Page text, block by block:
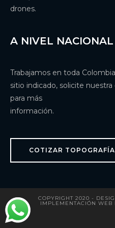
drones.
A NIVEL NACIONAL
Trabajamos en toda
sitio indicado, solicite
para más
información.
COTIZAR TOPOGRAFÍA
COPYRIGHT 2020 -
IMPLEMENTACIÓN WEB